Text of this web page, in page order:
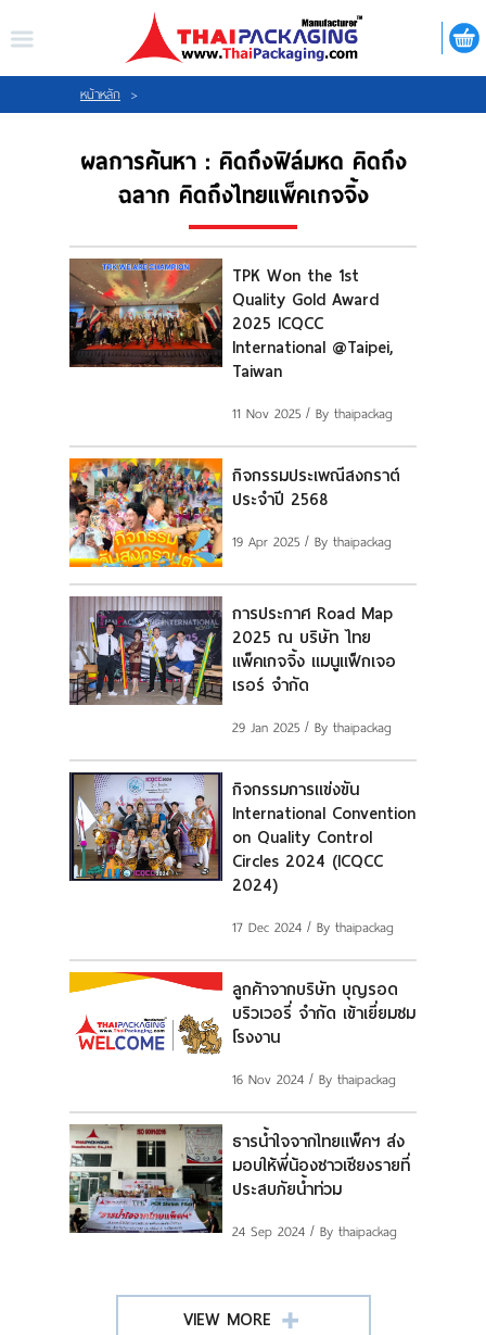
ไทย ENGLISH
LOGIN
My Wishlist
หน้าหลัก
เกี่ยวกับเรา
กิจกรรม
แผนที่
ร่วมงานกับเรา
ติดต่อเรา
หน้าหลัก >
ผลการค้นหา : คิดถึงฟิล์มหด คิดถึง
ฉลาก คิดถึงไทยแพ็คเกจจิ้ง
TPK Won the 1st
Quality Gold Award
2025 ICQCC
International @Taipei,
Taiwan
11 Nov 2025 / By thaipackag
กิจกรรมประเพณีสงกราต์
ประจำปี 2568
19 Apr 2025 / By thaipackag
การประกาศ Road Map
2025 ณ บริษัท ไทย
แพ็คเกจจิ้ง แมนูแฟ็กเจอ
เรอร์ จำกัด
29 Jan 2025 / By thaipackag
กิจกรรมการแข่งขัน
International Convention
on Quality Control
Circles 2024 (ICQCC
2024)
17 Dec 2024 / By thaipackag
ลูกค้าจากบริษัท บุญรอด
บริวเวอรี่ จำกัด เข้าเยี่ยมชม
โรงงาน
16 Nov 2024 / By thaipackag
ธารน้ำใจจากไทยแพ็คฯ ส่ง
มอบให้พี่น้องชาวเชียงรายที่
ประสบภัยน้ำท่วม
24 Sep 2024 / By thaipackag
VIEW MORE